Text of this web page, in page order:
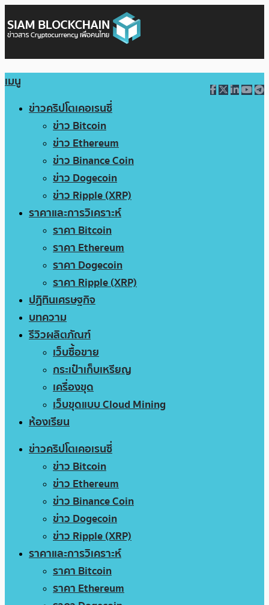
เมนู
ข่าวคริปโตเคอเรนซี่
ข่าว Bitcoin
ข่าว Ethereum
ข่าว Binance Coin
ข่าว Dogecoin
ข่าว Ripple (XRP)
ราคาและการวิเคราะห์
ราคา Bitcoin
ราคา Ethereum
ราคา Dogecoin
ราคา Ripple (XRP)
ปฏิทินเศรษฐกิจ
บทความ
รีวิวผลิตภัณฑ์
เว็บซื้อขาย
กระเป๋าเก็บเหรียญ
เครื่องขุด
เว็บขุดแบบ Cloud Mining
ห้องเรียน
ข่าวคริปโตเคอเรนซี่
ข่าว Bitcoin
ข่าว Ethereum
ข่าว Binance Coin
ข่าว Dogecoin
ข่าว Ripple (XRP)
ราคาและการวิเคราะห์
ราคา Bitcoin
ราคา Ethereum